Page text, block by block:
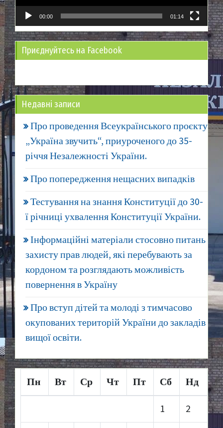
00:00 01:14
Приєднуйтесь на Facebook
Недавні записи
Про проведення Всеукраїнського проєкту
„Україна звучить“, приуроченого до 35-
річчя Незалежності України.
Про попередження нещасних випадків
Тестування на знання Конституції до 30-
ї річниці ухвалення Конституції України.
Інформаційні матеріали стосовно питань
захисту прав людей, які перебувають за
кордоном та розглядають можливість
повернення в Україну
Про вступ дітей та молоді з тимчасово
окупованих територій України до закладів
вищої освіти.
Пн Вт Ср Чт Пт Сб Нд
1 2